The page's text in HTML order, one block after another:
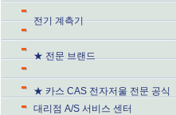
전기 계측기
★ 전문 브랜드
★ 카스 CAS 전자저울 전문 공식
대리점 A/S 서비스 센터